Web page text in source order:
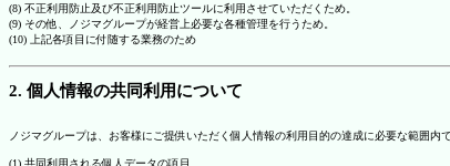
(8) 不正利用防止及び不正利用防止ツールに利用させていただくため。
(9) その他、ノジマグループが経営上必要な各種管理を行うため。
(10) 上記各項目に付随する業務のため
2. 個人情報の共同利用について
ノジマグループは、お客様にご提供いただく個人情報の利用目的の達成に必要な範囲内
(1) 共同利用される個人データの項目